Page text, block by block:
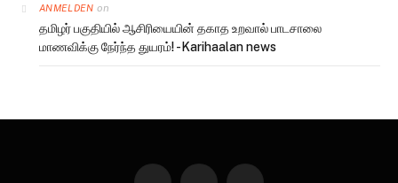
ANMELDEN on
தமிழர் பகுதியில் ஆசிரியையின் தகாத உறவால் பாடசாலை
மாணவிக்கு நேர்ந்த துயரம்! -Karihaalan news